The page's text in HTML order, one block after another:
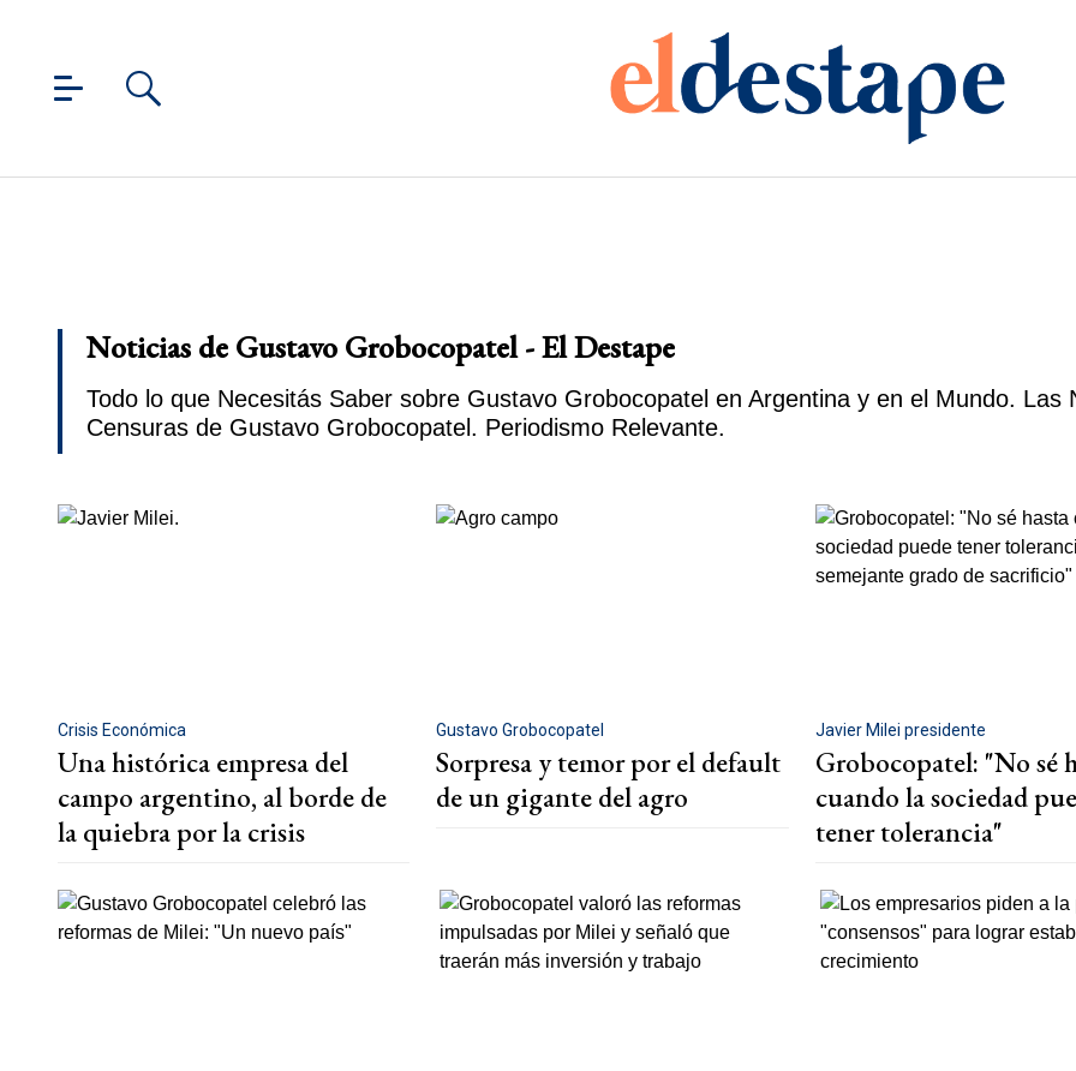
Noticias de Gustavo Grobocopatel - El Destape
Todo lo que Necesitás Saber sobre Gustavo Grobocopatel en Argentina y en el Mundo.
Censuras de Gustavo Grobocopatel. Periodismo Relevante.
Crisis Económica
Una histórica empresa del
campo argentino, al borde de
la quiebra por la crisis
Gustavo Grobocopatel
Sorpresa y temor por el default
de un gigante del agro
Javier Milei presidente
Grobocopatel: "No sé
cuando la sociedad
tener tolerancia"